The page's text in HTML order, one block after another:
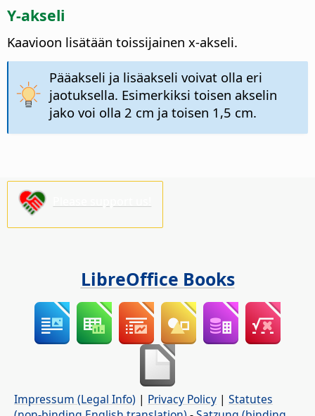
Y-akseli
Kaavioon lisätään toissijainen x-akseli.
Pääakseli ja lisäakseli voivat olla eri
jaotuksella. Esimerkiksi toisen akselin
jako voi olla 2 cm ja toisen 1,5 cm.
LibreOffice Books
Impressum (Legal Info) | Privacy Policy | Statutes